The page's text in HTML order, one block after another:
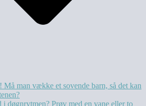
man vække et sovende barn, så det kan
i døgnrytmen? Prøv med en vane eller to